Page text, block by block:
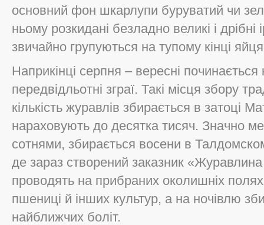
основний фон шкарлупи буруватий чи
ньому розкидані безладно великі і
звичайно групуються на тупому кінці
Наприкінці серпня – вересні
передвідльотні зграї. Такі місця збору
кількість журавлів збирається в затоці
нараховують до десятка тисяч. Значно
сотнями, збирається восени в
де зараз створений заказник
проводять на прибраних околишніх
пшениці й інших культур, а на ночівлю
найближчих боліт.